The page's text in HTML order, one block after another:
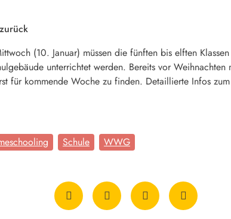
(10. Januar) müssen die fünften bis elften
unterrichtet werden. Bereits vor
für kommende Woche zu finden. Detaillierte Infos
Schule WWG